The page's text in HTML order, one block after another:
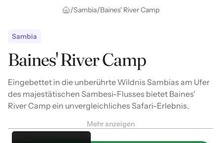
/Sambia/Baines' River Camp
Sambia
Baines' River Camp
Eingebettet in die unberührte Wildnis Sambias am Ufer
des majestätischen Sambesi-Flusses bietet Baines'
River Camp ein unvergleichliches Safari-Erlebnis.
Mehr anzeigen